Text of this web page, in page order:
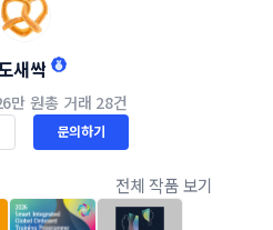
새싹
만 원총 거래 28건
문의하기
전체 작품 보기